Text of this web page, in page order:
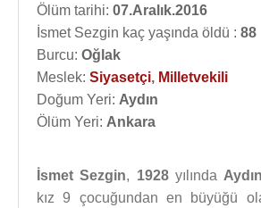
Ölüm tarihi: 07.Aralık.2016
İsmet Sezgin kaç yaşında öldü : 88
Burcu: Oğlak
Meslek: Siyasetçi, Milletvekili
Doğum Yeri: Aydın
Ölüm Yeri: Ankara
İsmet Sezgin, 1928yılında Aydın
kız 9 çocuğundan en büyüğü